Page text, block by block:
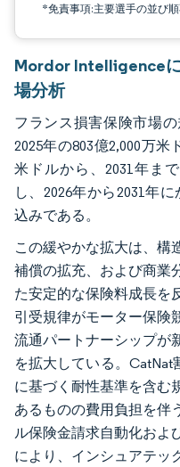
*免責事項:主要選手の並び
Mordor Intelligence
場分析
フランス損害保険市場
2025年の803億2,000万米
米ドルから、2031年ま
し、2026年から2031年
込みである。
この緩やかな拡大は、構
補償の拡充、および商業
た安定的な保険料成長を
引受規律がモーター保険
流通パートナーシップが
を拡大している。
に基づく耐性基準を含む
あるものの費用負担を伴
ル保険金請求自動化およ
により、インシュアテッ